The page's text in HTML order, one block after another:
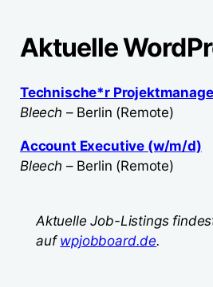
Aktuelle
Technische*r
Bleech – Berlin (Remote)
Account Executive (w/m/d)
Bleech – Berlin (Remote)
Aktuelle Job-Listings
auf wpjobboard.de.